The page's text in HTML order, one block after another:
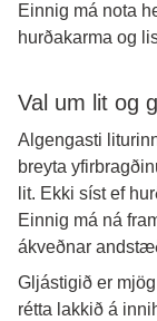
Einnig má nota
hurðakarma og
Val um lit og
Algengasti
breyta
lit. Ekki síst ef
Einnig má ná
ákveðnar
Gljástigið er
rétta lakkið á